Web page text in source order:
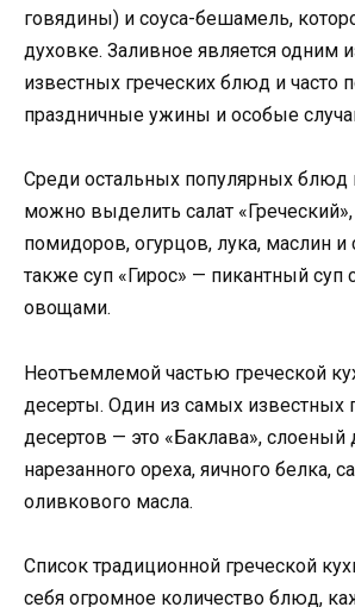
говядины) и соуса-бешамель,
духовке. Заливное является одним
известных греческих блюд и часто
праздничные ужины и особые
Среди остальных популярных блюд
можно выделить салат
помидоров, огурцов, лука, маслин и
также суп «Гирос» — пикантный суп
овощами.
Неотъемлемой частью греческой
десерты. Один из самых известных
десертов — это «Баклава», слоеный
нарезанного ореха, яичного белка,
оливкового масла.
Список традиционной греческой
себя огромное количество блюд,